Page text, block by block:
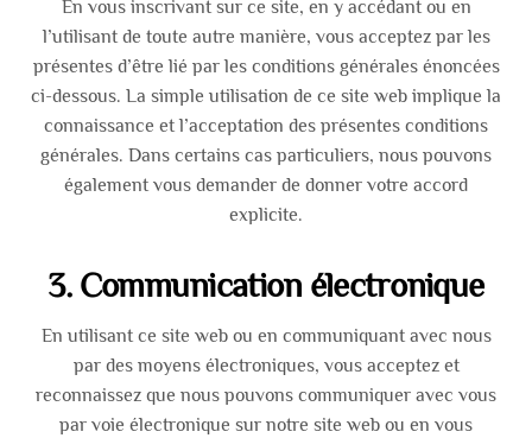
En vous inscrivant sur ce site, en y accédant ou en
l’utilisant de toute autre manière, vous acceptez par les
présentes d’être lié par les conditions générales énoncées
ci-dessous. La simple utilisation de ce site web implique la
connaissance et l’acceptation des présentes conditions
générales. Dans certains cas particuliers, nous pouvons
également vous demander de donner votre accord
explicite.
3. Communication électronique
En utilisant ce site web ou en communiquant avec nous
par des moyens électroniques, vous acceptez et
reconnaissez que nous pouvons communiquer avec vous
par voie électronique sur notre site web ou en vous